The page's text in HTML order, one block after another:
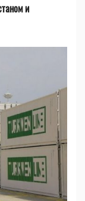
и